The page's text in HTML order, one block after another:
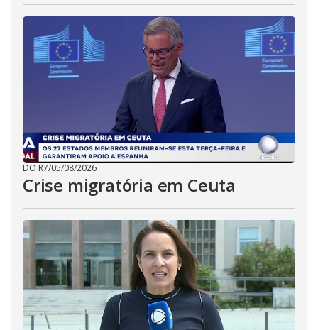
DO R7/05/08/2026
Crise migratória em Ceuta